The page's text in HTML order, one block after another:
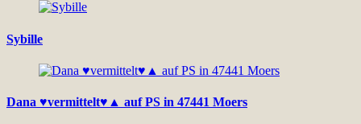
Sybille
Dana ♥vermittelt♥▲ auf PS in 47441 Moers